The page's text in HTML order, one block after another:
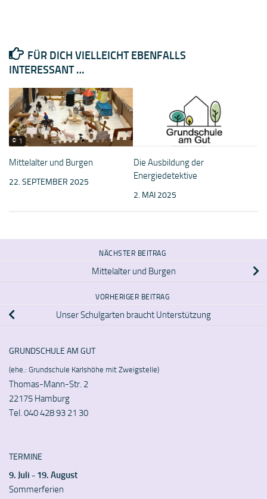
FÜR DICH VIELLEICHT EBENFALLS
INTERESSANT …
© 1
Mittelalter und Burgen
22. SEPTEMBER 2025
Die Ausbildung der
Energiedetektive
2. MAI 2025
NÄCHSTER BEITRAG
Mittelalter und Burgen
VORHERIGER BEITRAG
Unser Schulgarten braucht Unterstützung
GRUNDSCHULE AM GUT
(ehe.: Grundschule Karlshöhe mit Zweigstelle)
Thomas-Mann-Str. 2
22175 Hamburg
Tel. 040 428 93 21 30
TERMINE
9. Juli - 19. August
Sommerferien